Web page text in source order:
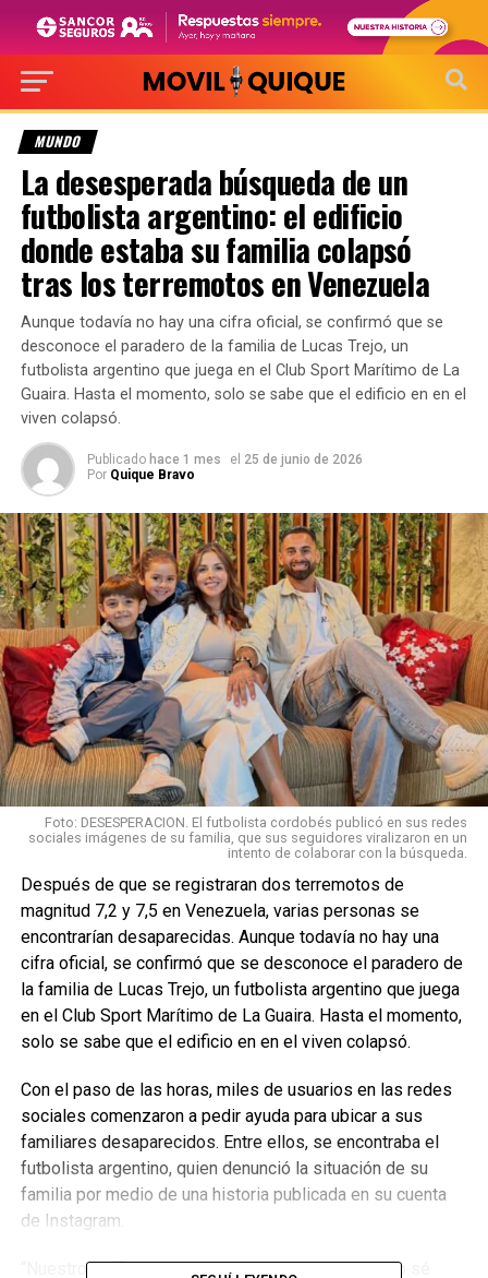
MUNDO
La desesperada búsqueda de un
futbolista argentino: el edificio
donde estaba su familia colapsó
tras los terremotos en Venezuela
Aunque todavía no hay una cifra oficial, se confirmó que se
desconoce el paradero de la familia de Lucas Trejo, un
futbolista argentino que juega en el Club Sport Marítimo de La
Guaira. Hasta el momento, solo se sabe que el edificio en en el
viven colapsó.
Publicado hace 1 mes el 25 de junio de 2026
Por Quique Bravo
Foto: DESESPERACION. El futbolista cordobés publicó en sus redes
sociales imágenes de su familia, que sus seguidores viralizaron en un
intento de colaborar con la búsqueda.
Después de que se registraran dos terremotos de
magnitud 7,2 y 7,5 en Venezuela, varias personas se
encontrarían desaparecidas. Aunque todavía no hay una
cifra oficial, se confirmó que se desconoce el paradero de
la familia de Lucas Trejo, un futbolista argentino que juega
en el Club Sport Marítimo de La Guaira. Hasta el momento,
solo se sabe que el edificio en en el viven colapsó.
Con el paso de las horas, miles de usuarios en las redes
sociales comenzaron a pedir ayuda para ubicar a sus
familiares desaparecidos. Entre ellos, se encontraba el
futbolista argentino, quien denunció la situación de su
familia por medio de una historia publicada en su cuenta
de Instagram.
“Nuestro edificio en Playa Grande se derrumbó. No sé